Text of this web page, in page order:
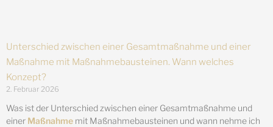
Unterschied zwischen einer Gesamtmaßnahme und einer
Maßnahme mit Maßnahmebausteinen. Wann welches
Konzept?
2. Februar 2026
Was ist der Unterschied zwischen einer Gesamtmaßnahme und
einer Maßnahme mit Maßnahmebausteinen und wann nehme ich